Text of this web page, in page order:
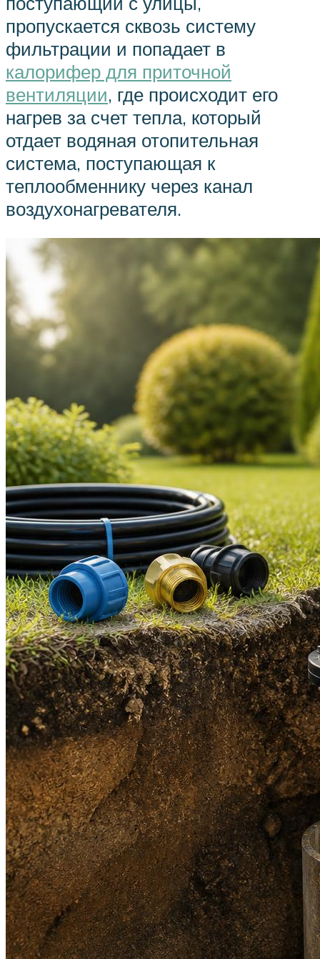
пропускается сквозь систему
фильтрации и попадает в
калорифер для приточной
вентиляции, где происходит его
нагрев за счет тепла, который
отдает водяная отопительная
система, поступающая к
теплообменнику через канал
воздухонагревателя.